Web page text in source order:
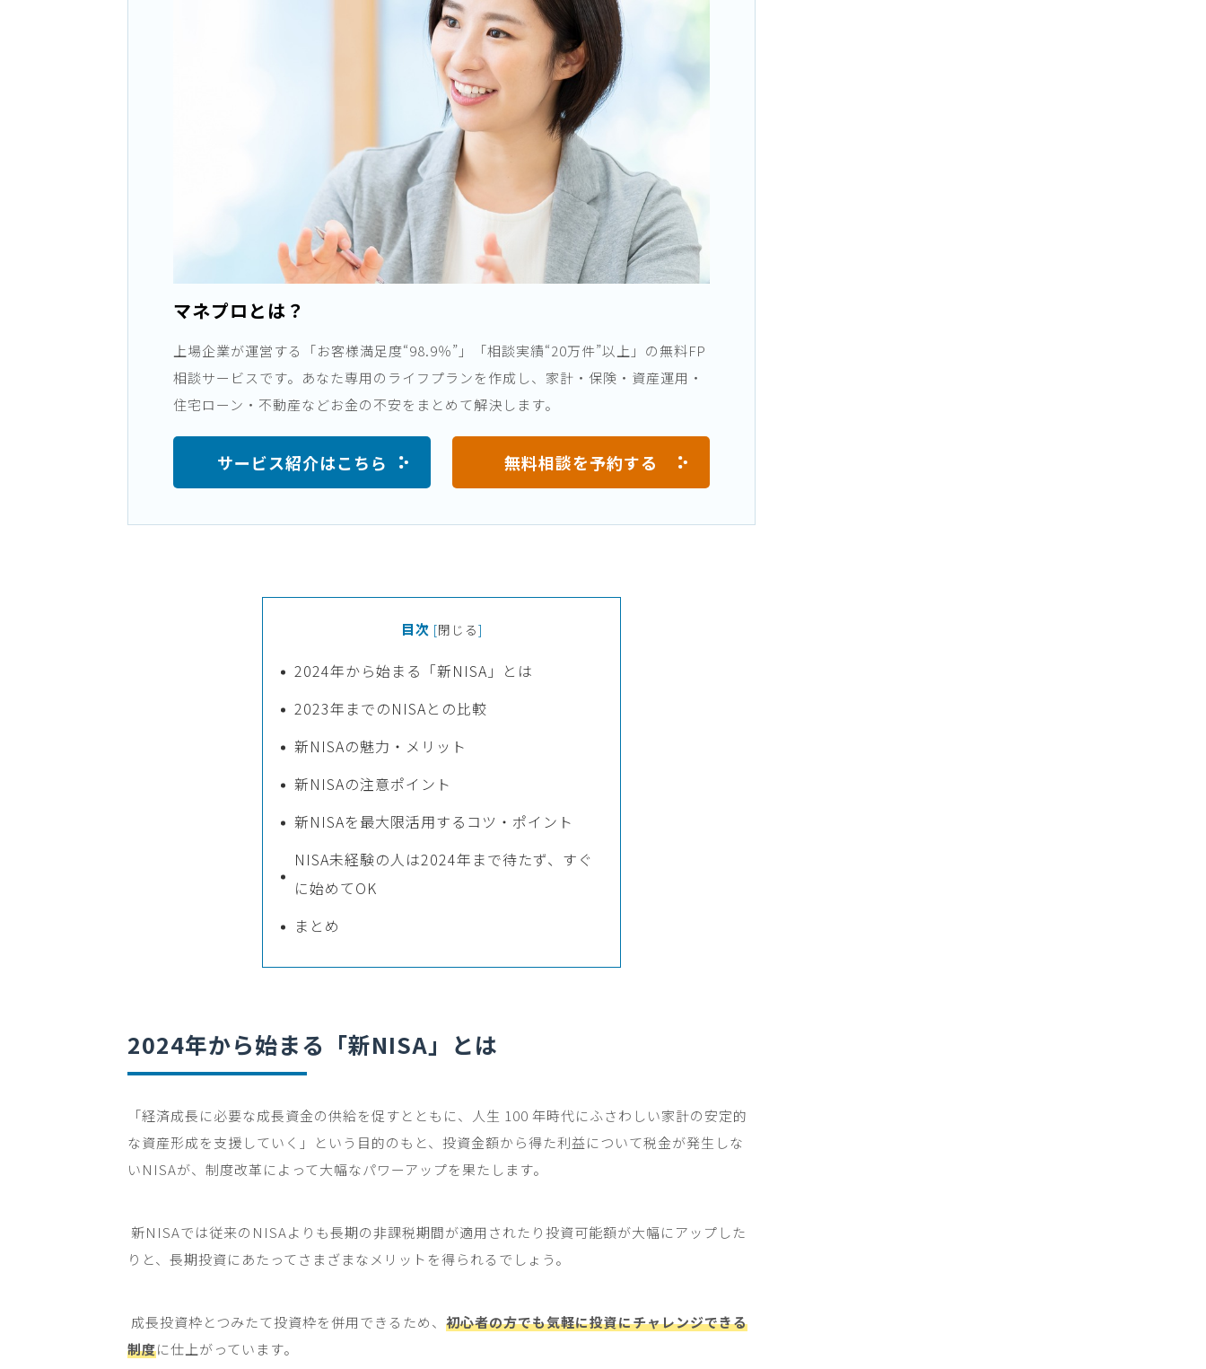
マネプロとは？
上場企業が運営する「お客様満足度“98.9％”」「相談実績“20万件”以上」の無料FP
相談サービスです。あなた専用のライフプランを作成し、家計・保険・資産運用・
住宅ローン・不動産などお金の不安をまとめて解決します。
サービス紹介はこちら 無料相談を予約する
目次 [閉じる]
2024年から始まる「新NISA」とは
2023年までのNISAとの比較
新NISAの魅力・メリット
新NISAの注意ポイント
新NISAを最大限活用するコツ・ポイント
NISA未経験の人は2024年まで待たず、すぐ
に始めてOK
まとめ
2024年から始まる「新NISA」とは
「経済成長に必要な成長資金の供給を促すとともに、人生 100 年時代にふさわしい家計の安定的
な資産形成を支援していく」という目的のもと、投資金額から得た利益について税金が発生しな
いNISAが、制度改革によって大幅なパワーアップを果たします。
新NISAでは従来の NISAよりも長期の非課税期間が適用されたり投資可能額が大幅にアップした
りと、長期投資にあたってさまざまなメリットを得られるでしょう。
成長投資枠とつみたて投資枠を併用できるため、 初心者の方でも気軽に投資にチャレンジできる
制度に仕上がっています。